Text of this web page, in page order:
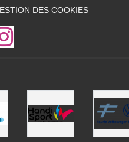
DES COOKIES